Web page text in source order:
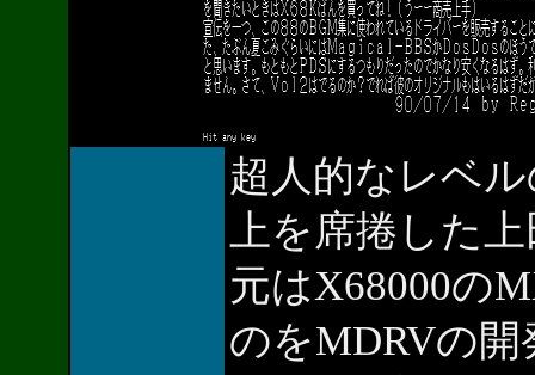
超人的なレベ
上を席捲した
元はX68000の
のをMDRVの開